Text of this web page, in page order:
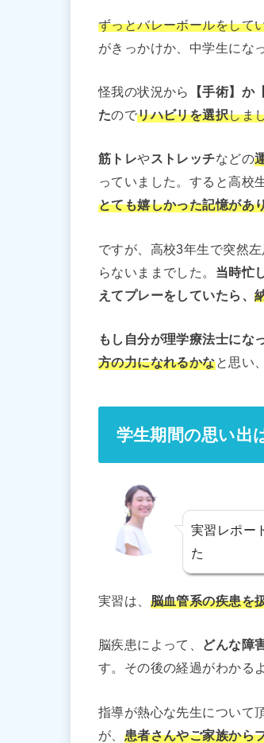
ずっとバレーボールをして
がきっかけか、中学生にな
怪我の状況から 【手術】か
たのでリハビリを選択しま
筋トレやストレッチなどの
っていました。すると高校
とても嬉しかった記憶があ
ですが、高校3年生で突然
らないままでした。 当時忙
えてプレーをしていたら、
もし自分が理学療法士にな
方の力になれるかなと思い
学生期間の思い出
実習レポー
た
実習は、 脳血管系の疾患を
脳疾患によって、 どんな障
す。その後の経過がわかる
指導が熱心な先生について
が、 患者さんやご家族から